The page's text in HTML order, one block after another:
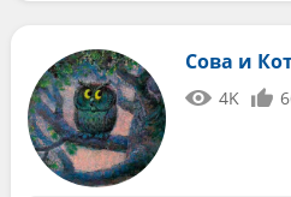
Сова и
4K